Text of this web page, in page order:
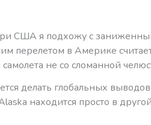
США я подхожу с
перелетом в Америке
не со сломанной
делать глобальных
находится просто в